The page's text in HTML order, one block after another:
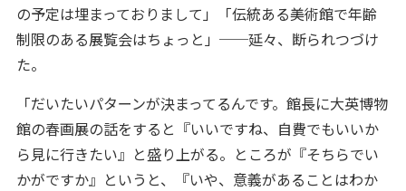
の予定は埋まっておりまして」「伝統ある美術館で年齢
制限のある展覧会はちょっと」──延々、断られつづけ
た。
「だいたいパターンが決まってるんです。館長に大英博物
館の春画展の話をすると『いいですね、自費でもいいか
ら見に行きたい』と盛り上がる。ところが『そちらでい
かがですか』というと、『いや、意義があることはわか